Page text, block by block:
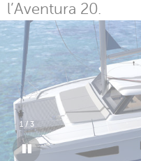
l’Aventura 20.
1/ 3